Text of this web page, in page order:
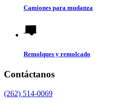
Camiones para mudanza
Remolques y remolcado
Contáctanos
(262) 514-0069